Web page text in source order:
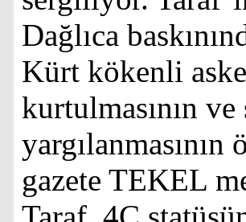
Dağlıca
Kürt kökenli
kurtulmasının ve
gazete TEKEL